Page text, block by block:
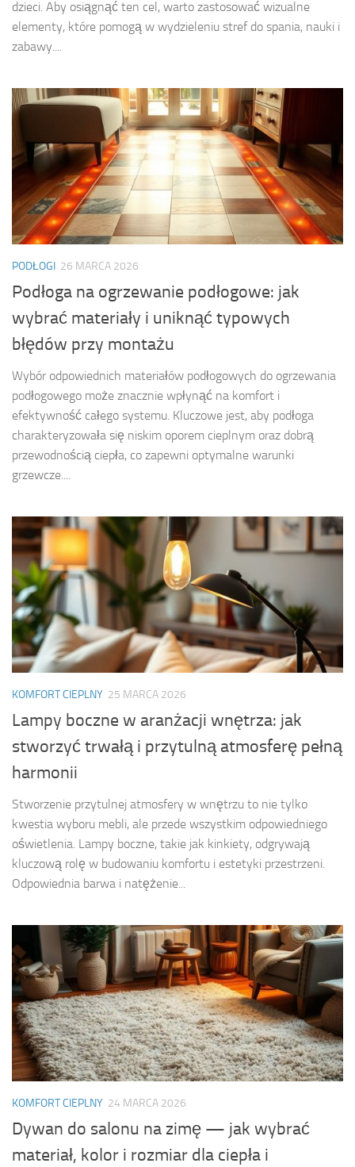
dzieci. Aby osiągnąć ten cel, warto zastosować wizualne
elementy, które pomogą w wydzieleniu stref do spania, nauki i
zabawy....
PODŁOGI 26 MARCA 2026
Podłoga na ogrzewanie podłogowe: jak
wybrać materiały i uniknąć typowych
błędów przy montażu
Wybór odpowiednich materiałów podłogowych do ogrzewania
podłogowego może znacznie wpłynąć na komfort i
efektywność całego systemu. Kluczowe jest, aby podłoga
charakteryzowała się niskim oporem cieplnym oraz dobrą
przewodnością ciepła, co zapewni optymalne warunki
grzewcze....
KOMFORT CIEPLNY 25 MARCA 2026
Lampy boczne w aranżacji wnętrza: jak
stworzyć trwałą i przytulną atmosferę pełną
harmonii
Stworzenie przytulnej atmosfery w wnętrzu to nie tylko
kwestia wyboru mebli, ale przede wszystkim odpowiedniego
oświetlenia. Lampy boczne, takie jak kinkiety, odgrywają
kluczową rolę w budowaniu komfortu i estetyki przestrzeni.
Odpowiednia barwa i natężenie...
KOMFORT CIEPLNY 24 MARCA 2026
Dywan do salonu na zimę — jak wybrać
materiał, kolor i rozmiar dla ciepła i